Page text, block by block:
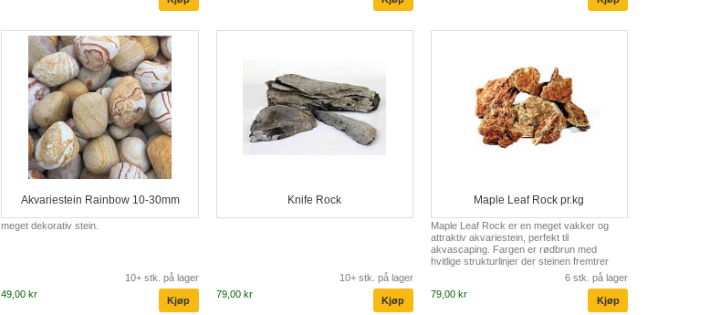
Akvariestein Rainbow 10-30mm
meget dekorativ stein.
10+ stk. på lager
49,00 kr
Knife Rock
10+ stk. på lager
79,00 kr
Maple Leaf Rock pr.kg
Maple Leaf Rock er en meget vakker og
attraktiv akvariestein, perfekt til
akvascaping. Fargen er rødbrun med
hvitlige strukturlinjer der steinen fremtrer
som en slags spindelvevskonstruksjon eller
lagvis med løv. Steinen inneholder noe kalk
slik at en lett forhøyning av pH må
påregnes. pH økningen holdes i sjakk ved
6 stk. på lager
79,00 kr